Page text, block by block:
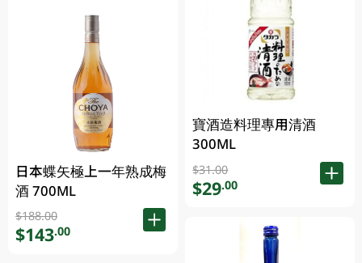
日本蝶矢極上一年熟成梅
酒 700ML
$188.00
$143.00
寶酒造料理專用清酒
300ML
$31.00
$29.00